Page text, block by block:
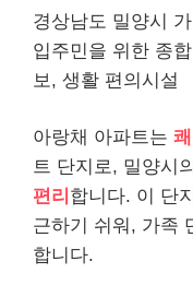
경상남도 밀양시
입주민을 위한 종
보, 생활 편의시설
아랑채 아파트는
트 단지로, 밀양시
편리 합니다. 이 단
근하기 쉬워, 가족
합니다.